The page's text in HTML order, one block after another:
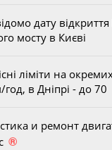
дату
мосту в Києві
ліміти на
в Дніпрі - до 70
и ремонт
®